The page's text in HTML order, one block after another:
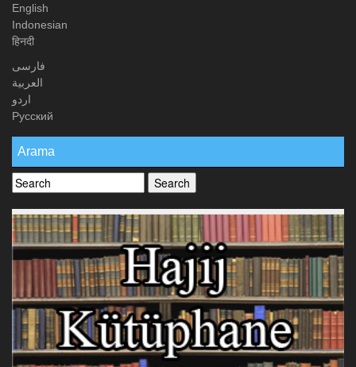
English
Indonesian
हिनदी
فارسی
العربیة
اردو
Русский
Arama